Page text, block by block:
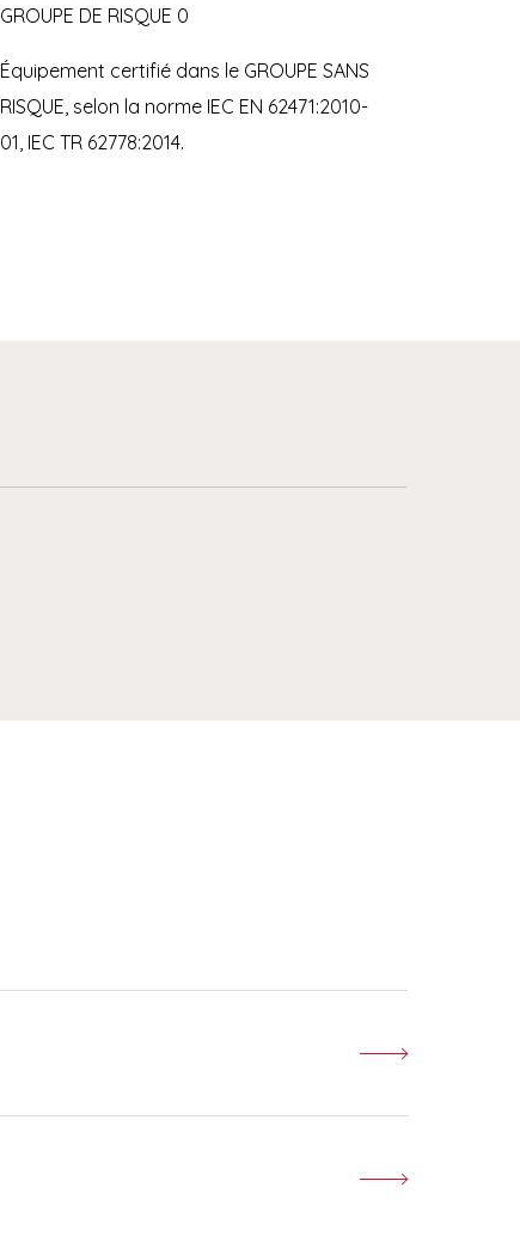
GROUPE DE RISQUE 0
Équipement certifié dans le GROUPE SANS
RISQUE, selon la norme IEC EN 62471:2010-
01, IEC TR 62778:2014.